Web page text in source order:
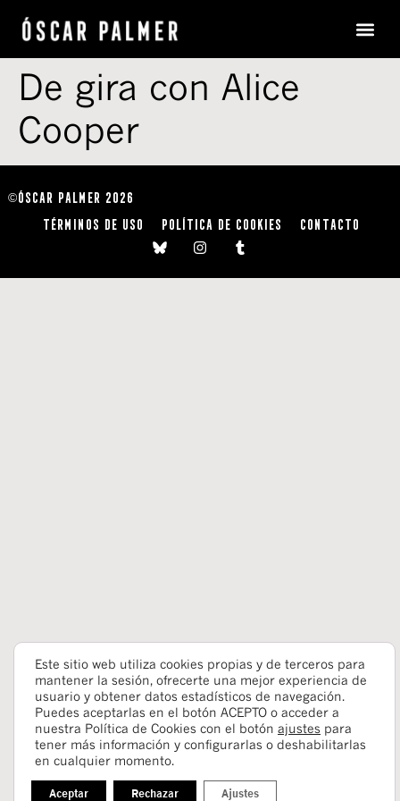
De gira con Alice
Cooper
©ÓSCAR PALMER 2026
TÉRMINOS DE USO
POLÍTICA DE COOKIES CONTACTO
Este sitio web utiliza cookies propias y de terceros para
mantener la sesión, ofrecerte una mejor experiencia de
usuario y obtener datos estadísticos de navegación.
Puedes aceptarlas en el botón ACEPTO o acceder a
nuestra Política de Cookies con el botón ajustes para
tener más información y configurarlas o deshabilitarlas
en cualquier momento.
Aceptar Rechazar Ajustes